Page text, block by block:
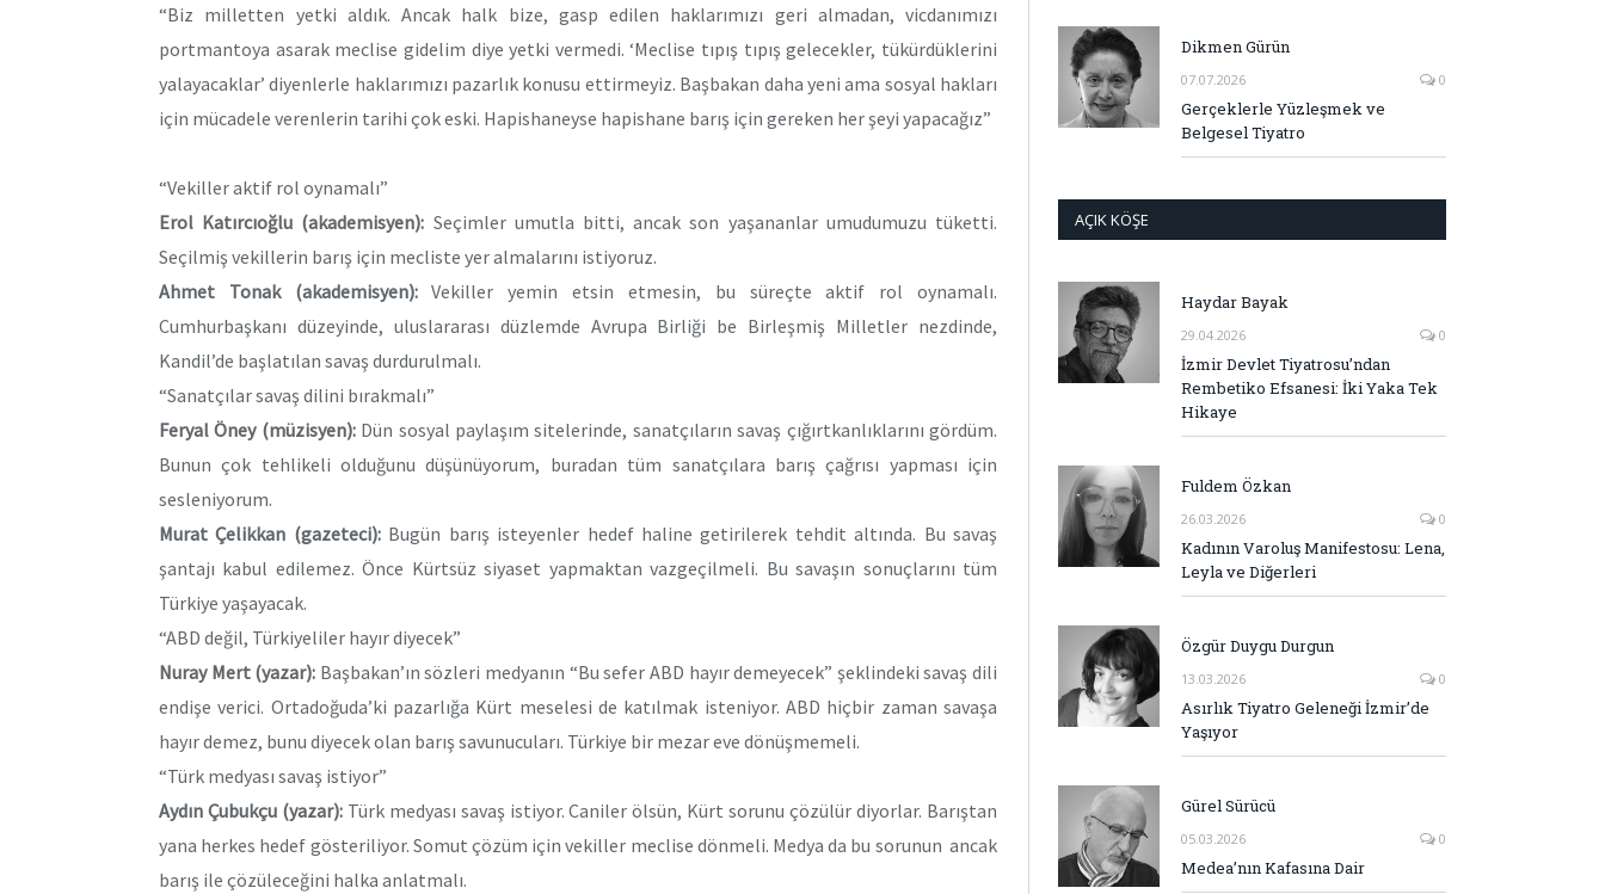
“Biz milletten yetki aldık. Ancak halk bize, gasp edilen haklarımızı geri almadan, vicdanımızı
portmantoya asarak meclise gidelim diye yetki vermedi. ‘Meclise tıpış tıpış gelecekler, tükürdüklerini
yalayacaklar’ diyenlerle haklarımızı pazarlık konusu ettirmeyiz. Başbakan daha yeni ama sosyal hakları
için mücadele verenlerin tarihi çok eski. Hapishaneyse hapishane barış için gereken her şeyi yapacağız”
“Vekiller aktif rol oynamalı”
Erol Katırcıoğlu (akademisyen): Seçimler umutla bitti, ancak son yaşananlar umudumuzu tüketti.
Seçilmiş vekillerin barış için mecliste yer almalarını istiyoruz.
Ahmet Tonak(akademisyen):Vekiller yemin etsin etmesin, bu süreçte aktif rol oynamalı.
Cumhurbaşkanı düzeyinde, uluslararası düzlemde Avrupa Birliği be Birleşmiş Milletler nezdinde,
Kandil’de başlatılan savaş durdurulmalı.
“Sanatçılar savaş dilini bırakmalı”
Feryal Öney(müzisyen):Dün sosyal paylaşım sitelerinde, sanatçıların savaş çığırtkanlıklarını gördüm.
Bunun çok tehlikeli olduğunu düşünüyorum, buradan tüm sanatçılara barış çağrısı yapması için
sesleniyorum.
Murat Çelikkan (gazeteci):Bugün barış isteyenler hedef haline getirilerek tehdit altında. Bu savaş
şantajı kabul edilemez. Önce Kürtsüz siyaset yapmaktan vazgeçilmeli. Bu savaşın sonuçlarını tüm
Türkiye yaşayacak.
“ABD değil, Türkiyeliler hayır diyecek”
Nuray Mert(yazar): Başbakan’ın sözleri medyanın “Bu sefer ABD hayır demeyecek” şeklindeki savaş dili
endişe verici. Ortadoğuda’ki pazarlığa Kürt meselesi de katılmak isteniyor. ABD hiçbir zaman savaşa
hayır demez, bunu diyecek olan barış savunucuları. Türkiye bir mezar eve dönüşmemeli.
“Türk medyası savaş istiyor”
Aydın Çubukçu(yazar):Türk medyası savaş istiyor. Caniler ölsün, Kürt sorunu çözülür diyorlar. Barıştan
yana herkes hedef gösteriliyor. Somut çözüm için vekiller meclise dönmeli. Medya da bu sorunun ancak
barış ile çözüleceğini halka anlatmalı.
Dikmen Gürün
07.07.2026 0
Gerçeklerle Yüzleşmek ve
Belgesel Tiyatro
AÇIK KÖŞE
Haydar Bayak
29.04.2026 0
İzmir Devlet Tiyatrosu’ndan
Rembetiko Efsanesi: İki Yaka Tek
Hikaye
Fuldem Özkan
26.03.2026 0
Kadının Varoluş Manifestosu: Lena,
Leyla ve Diğerleri
Özgür Duygu Durgun
13.03.2026 0
Asırlık Tiyatro Geleneği İzmir’de
Yaşıyor
Gürel Sürücü
05.03.2026 0
Medea’nın Kafasına Dair